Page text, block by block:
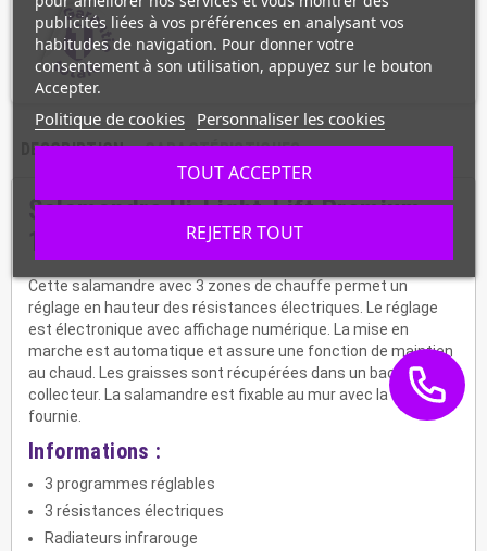
DESCRIPTION CARACTÉRISTIQUES
Salamandre Hi-Light-Lift Premium
Cette salamandre avec 3 zones de chauffe permet un
réglage en hauteur des résistances électriques. Le réglage
est électronique avec affichage numérique. La mise en
marche est automatique et assure une fonction de maintien
au chaud. Les graisses sont récupérées dans un bac
collecteur. La salamandre est fixable au mur avec la console
fournie.
Informations :
3 programmes réglables
3 résistances électriques
Radiateurs infrarouge
publicités liées à vos préférences en analysant vos
habitudes de navigation. Pour donner votre
consentement à son utilisation, appuyez sur le bouton
Accepter.
Politique de cookies Personnaliser les cookies
REJETER TOUT
TOUT ACCEPTER